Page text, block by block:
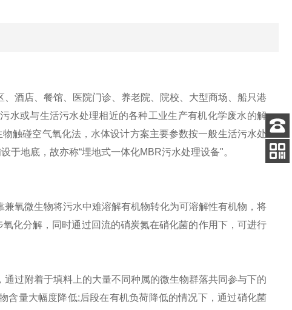
酒店、餐馆、医院门诊、养老院、院校、大型商场、船只港
水或与生活污水处理相近的各种工业生产有机化学废水的解
触碰空气氧化法，水体设计方案主要参数按一般生活污水处
地底，故亦称“埋地式一体化MBR污水处理设备"。
氧微生物将污水中难溶解有机物转化为可溶解性有机物，将
化分解，同时通过回流的硝炭氮在硝化菌的作用下，可进行
过附着于填料上的大量不同种属的微生物群落共同参与下的
含量大幅度降低;后段在有机负荷降低的情况下，通过硝化菌
客服
电话